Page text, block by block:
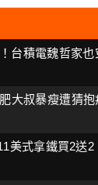
台積電魏哲家
大叔暴瘦遭猜
美式拿鐵買2送